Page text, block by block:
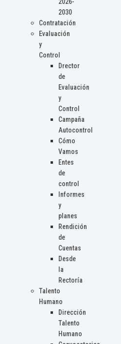
2026-
2030
Contratación
Evaluación
y
Control
Drector
de
Evaluación
y
Control
Campaña
Autocontrol
Cómo
Vamos
Entes
de
control
Informes
y
planes
Rendición
de
Cuentas
Desde
la
Rectoría
Talento
Humano
Dirección
Talento
Humano